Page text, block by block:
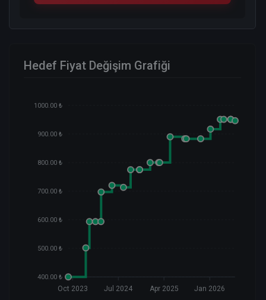
Hedef Fiyat Değişim Grafiği
1000.00 ₺
900.00 ₺
800.00 ₺
700.00 ₺
600.00 ₺
500.00 ₺
400.00 ₺
Oct 2023 Jul 2024 Apr 2025 Jan 2026